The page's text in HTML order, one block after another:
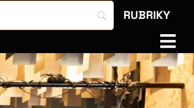
RUBRIKY